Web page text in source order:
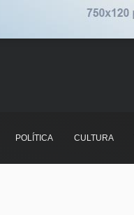
POLÍTICA CULTURA